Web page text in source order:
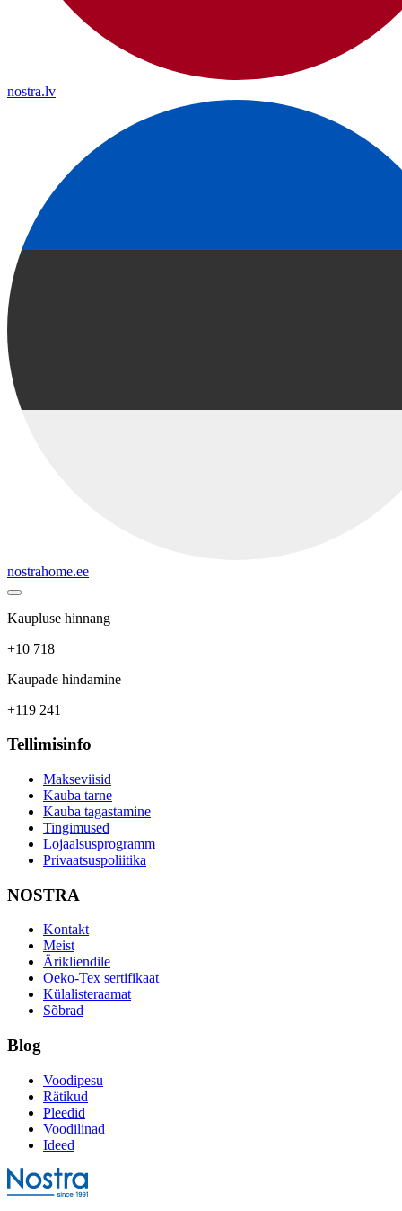
nostra.lv
nostrahome.ee
Kaupluse hinnang
+10 718
Kaupade hindamine
+119 241
Tellimisinfo
Makseviisid
Kauba tarne
Kauba tagastamine
Tingimused
Lojaalsusprogramm
Privaatsuspoliitika
NOSTRA
Kontakt
Meist
Ärikliendile
Oeko-Tex sertifikaat
Külalisteraamat
Sõbrad
Blog
Voodipesu
Rätikud
Pleedid
Voodilinad
Ideed